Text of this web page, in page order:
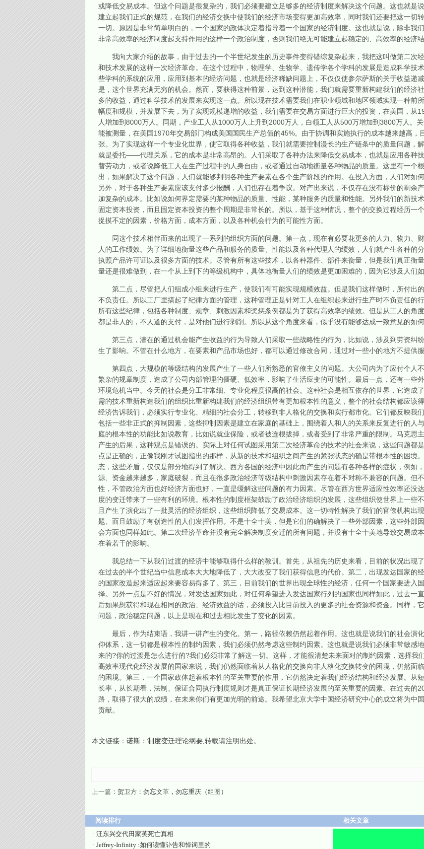
或降低交易成本。但这个问题是很复杂的，我们必须要建立足够多的经济制度来解决这个问题。这也就是
建立起我们正式的规范，在我们的经济交换中使我们的经济市场变得更加高效率，同时我们还要把这一切
一切。原因是非常简单明白的，一个国家的政体决定着指导着一个国家的经济制度。这也就是说，除非我
非常高效率的经济制度起支持作用的这样一个政治制度，否则我们绝无可能建立起稳定的、高效率的经济结
我向大家介绍的故事，由于过去的一个半世纪发生的历史事件变得错综复杂起来，我把这叫做第二次
和技术发展的这样一次经济革命。在这个过程中，物理学、生物学、遗传学各个学科的发展是造成科学技
些学科的系统的应用，应用到基本的经济问题，也就是经济稀缺问题上，不仅仅使参尔萨斯的关于收益递
是，这个世界充满无穷的机会。然而，要获得这种前景，达到这种潜能，我们就需要重新构建我们的经济
多的收益，通过科学技术的发展来实现这一点。所以现在技术需要我们在职业领域和地区领域实现一种前
幅度和规模，并发展下去，为了实现规模递增的收益，我们需要在交易方面进行巨大的投资，在美国，从
人增加到8000万人。同期，产业工人从1000万人上升到2000万人，白领工人从500万增加到3800万人。
能被测量，在美国1970年交易部门构成美国国民生产总值的45%。由于协调和实施执行的成本越来越高，
张。为了实现这样一个专业化世界，使它取得各种收益，我们就需要控制漫长的生产链条中的质量问题，
就是委托――代理关系，它的成本是非常高昂的。人们采取了各种办法来降低交易成本，也就是应用各种
替劳动力，或者说降低工人在生产过程中的人身自由，或者通过自动地衡量各种物品的质量。这里有一个
出，如果解决了这个问题，人们就能够判明各种生产要素在各个生产阶段的作用。在投入方面，人们对如
另外，对于各种生产要素应该支付多少报酬，人们也存在着争议。对产出来说，不仅存在没有标价的剩余
加复杂的成本。比如说如何界定需要的某种物品的质量、性能，某种服务的质量和性能。另外我们的新技
固定资本投资，而且固定资本投资的整个周期是非常长的。所以，基于这种情况，整个的交换过程经历一
捉摸不定的因素，价格方面，成本方面，以及各种机会行为的可能性方面。
同这个技术相伴而来的出现了一系列的组织方面的问题。第一点，现在有必要花更多的人力、物力、
人的工作绩效。为了详细地衡量这些产品和服务的质量、性能以及各种代理人的绩效，人们就产生各种的
执照产品许可证以及很多方面的技术。尽管有所有这些技术，以各种器件、部件来衡量，但是我们真正衡
量还是很难做到，在一个从上到下的等级机构中，具体地衡量人们的绩效是更加困难的，因为它涉及人们
第二点，尽管把人们组成小组来进行生产，使我们有可能实现规模效益。但是我们这样做时，所付出
不负责任。所以工厂里搞起了纪律方面的管理，这种管理正是针对工人在组织起来进行生产时不负责任的
所有这些纪律，包括各种制度、规章、刺激因素和奖惩条例都是为了获得高效率的绩效。但是从工人的角
都是非人的，不人道的支付，是对他们进行剥削。所以从这个角度来看，似乎没有能够达成一致意见的如何
第三点，潜在的通过机会能产生收益的行为导致人们采取一些战略性的行为，比如说，涉及到劳资纠
生了影响。不管在什么地方，在要素和产品市场也好，都可以通过修改合同，通过对一些小的地方不提供
第四点，大规模的等级结构的发展产生了一些人们所熟悉的官僚主义的问题。大公司内为了应付个人
繁杂的规章制度，造成了公司内部管理的僵硬、低效率，影响了生活应变的可能性。最后一点，还有一些
环境危机当中。今天的社会是分工非常细、专业化程度很高的社会。这种社会是相互依存的世界，它造成
需的技术重新构造我们的组织比重新构建我们的经济组织带有更加根本性的意义，整个的社会结构都应该
经济告诉我们，必须实行专业化、精细的社会分工，转移到非人格化的交换和实行都市化。它们都反映我
包括一些非正式的抑制因素，这些抑制因素是建立在家庭的基础上，围绕着人和人的关系来反复进行的人
庭的根本性的功能比如说教育，比如说就业保险，或者被连根拔掉，或者受到了非常严重的限制。马克思
产生的后果，这种观点是错误的。实际上对任何试图采用第二次经济革命的技术的社会来说，这些问题都
点是正确的，正像我刚才试图指出的那样，从新的技术和组织之间产生的紧张状态的确是带根本性的困境
态，这些矛盾，仅仅是部分地得到了解决。西方各国的经济中因此而产生的问题有各种各样的症状，例如
源、资金越来越多，家庭破裂，而且在很多政治经济等级结构中刺激因素存在着不对称不兼容的问题。但
性，不管政治方面也好经济方面也好，一直是缓解这些问题的有力因素。尽管在西方世界适应性效率还没
度的变迁带来了一些有利的环境。根本性的制度框架鼓励了政治经济组织的发展，这些组织使世界上一些
且产生了演化出了一批灵活的经济组织，这些组织降低了交易成本。这一切特性解决了我们的官僚机构出
题、而且鼓励了有创造性的人们发挥作用。不是十全十美，但是它们的确解决了一些外部因素，这些外部
会方面也同样如此。第二次经济革命并没有完全解决制度变迁的所有问题，并没有十全十美地导致交易成
在着若干的影响。
我总结一下从我们过渡的经济中能够取得什么样的教训。首先，从祖先的历史来看，目前的状况出现
在过去的半个世纪当中信息成本大大地降低了，大大改变了我们获得信息的代价。第二，出现发达国家的
的国家改造起来适应起来要容易得多了。第三，目前我们的世界出现全球性的经济，任何一个国家要进入
择。另外一点是不好的情况，对发达国家如此，对任何希望进入发达国家行列的国家也同样如此，过去一
后如果想获得和现在相同的政治、经济效益的话，必须投入比目前投入的更多的社会资源和资金。同样，
问题，政治稳定问题，以上是现在和过去相比发生了变化的因素。
最后，作为结束语，我讲一讲产生的变化。第一，路径依赖仍然起着作用。这也就是说我们的社会演
仰体系，这一切都是根本性的制约因素，我们必须仍然考虑这些制约因素。这也就是说我们必须非常敏感
来的?你的过渡是怎么进行的?我们必须非常了解这一切。这样，才能很清楚未来面对的制约因素，选择我
高效率现代化经济发展的国家来说，我们仍然面临着从人格化的交换向非人格化交换转变的困境，仍然面
的困境。第三，一个国家政体起着根本性的至关重要的作用，它仍然决定着我们经济结构和经济发展。从
长率，从长期看，法制、保证合同执行制度规则才是真正保证长期经济发展的至关重要的因素。在过去的
路，取得了很大的成绩，在未来你们有更加光明的前途。我希望北京大学中国经济研究中心的成立将为中
贡献。
本文链接： 诺斯：制度变迁理论纲要,转载请注明出处。
上一篇： 贺卫方：勿忘文革，勿忘重庆（组图）
阅读排行
· 汪东兴交代田家英死亡真相
· Jeffrey-Infinity :如何读懂讣告和悼词里的
相关文章